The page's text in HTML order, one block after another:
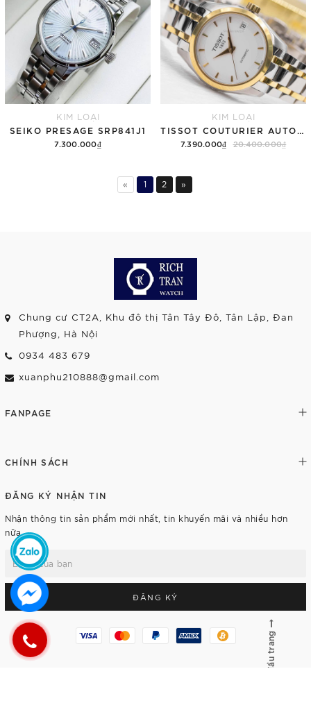
KIM LOẠI
SEIKO PRESAGE SRP841J1
7.300.000₫
KIM LOẠI
7.390.000₫ 20.400.000₫
« 1 2 »
Chung cư CT2A, Khu đô thị Tân Tây Đô, Tân Lập, Đan
Phượng, Hà Nội
0934 483 679
xuanphu210888@gmail.com
FANPAGE
CHÍNH SÁCH
ĐĂNG KÝ NHẬN TIN
Nhận thông tin sản phẩm mới nhất, tin khuyến mãi và nhiều hơn
nữa.
ĐĂNG KÝ
Lên đầu trang